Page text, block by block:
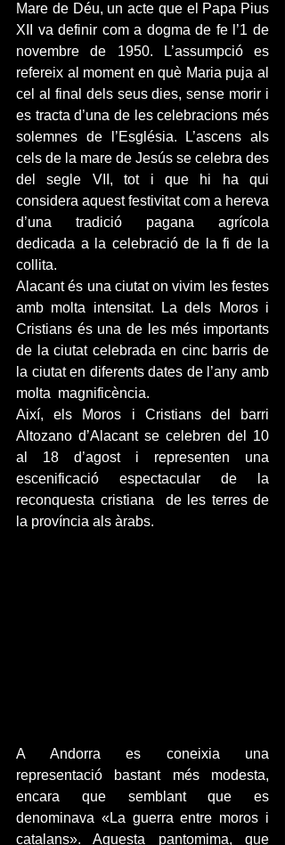
Mare de Déu, un acte que el Papa Pius
XII va definir com a dogma de fe l’1 de
novembre de 1950. L’assumpció es
refereix al moment en què Maria puja al
cel al final dels seus dies, sense morir i
es tracta d’una de les celebracions més
solemnes de l’Església. L’ascens als
cels de la mare de Jesús se celebra des
del segle VII, tot i que hi ha qui
considera aquest festivitat com a hereva
d’una tradició pagana agrícola
dedicada a la celebració de la fi de la
collita.
Alacant és una ciutat on vivim les festes
amb molta intensitat. La dels Moros i
Cristians és una de les més importants
de la ciutat celebrada en cinc barris de
la ciutat en diferents dates de l’any amb
molta  magnificència.
Així, els Moros i Cristians del barri
Altozano d’Alacant se celebren del 10
al 18 d’agost i representen una
escenificació espectacular de la
reconquesta cristiana  de les terres de
la província als àrabs.
A Andorra es coneixia una
representació bastant més modesta,
encara que semblant que es
denominava «La guerra entre moros i
catalans». Aquesta pantomima, que